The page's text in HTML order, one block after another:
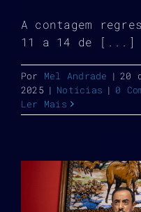
A contagem
11 a 14 de [...]
Por Mel Andrade | 20
2025 | Notícias | 0
Ler Mais